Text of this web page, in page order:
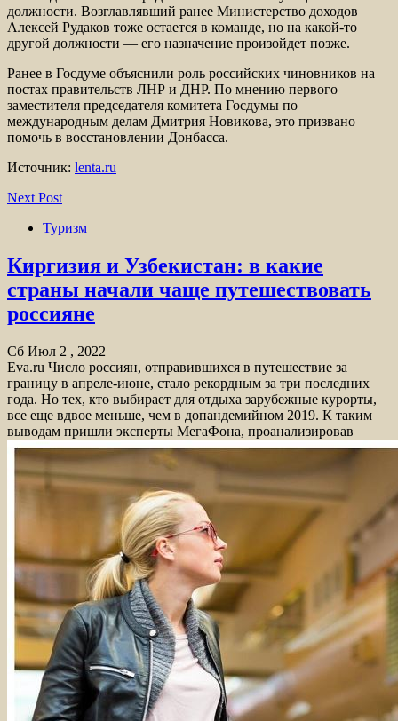
должности. Возглавлявший ранее Министерство доходов
Алексей Рудаков тоже остается в команде, но на какой-то
другой должности — его назначение произойдет позже.
Ранее в Госдуме объяснили роль российских чиновников на
постах правительств ЛНР и ДНР. По мнению первого
заместителя председателя комитета Госдумы по
международным делам Дмитрия Новикова, это призвано
помочь в восстановлении Донбасса.
Источник: lenta.ru
Next Post
Туризм
Киргизия и Узбекистан: в какие
страны начали чаще путешествовать
россияне
Сб Июл 2 , 2022
Eva.ru Число россиян, отправившихся в путешествие за
границу в апреле-июне, стало рекордным за три последних
года. Но тех, кто выбирает для отдыха зарубежные курорты,
все еще вдвое меньше, чем в допандемийном 2019. К таким
выводам пришли эксперты МегаФона, проанализировав